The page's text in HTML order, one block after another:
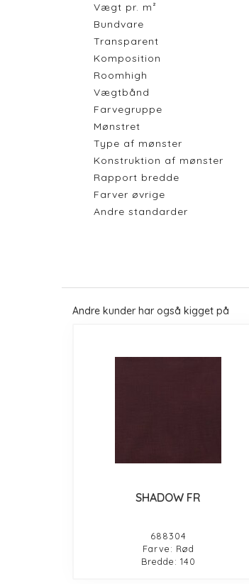
Vægt pr. m²
Bundvare
Transparent
Komposition
Roomhigh
Vægtbånd
Farvegruppe
Mønstret
Type af mønster
Konstruktion af mønster
Rapport bredde
Farver øvrige
Andre standarder
Andre kunder har også kigget på
SHADOW FR
688304
Farve: Rød
Bredde: 140